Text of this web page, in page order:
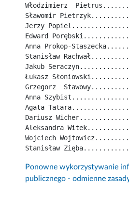
Włodzimierz
Sławomir
Jerzy
Edward
Anna Prokop-
Stanisław
Jakub
Łukasz
Grzegorz
Anna
Agata
Dariusz
Aleksandra
Wojciech
Stanisław
Ponowne wykorzystywanie
publicznego - odmienne